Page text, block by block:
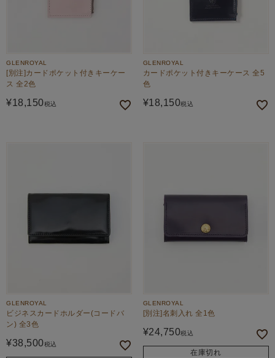
GLENROYAL
[別注]カードポケット付きキーケー
ス 全2色
¥18,150税込
GLENROYAL
カードポケット付きキーケース 全5
色
¥18,150税込
GLENROYAL
ビジネスカードホルダー(コードバ
ン) 全3色
¥38,500税込
GLENROYAL
[別注]名刺入れ 全1色
¥24,750税込
在庫切れ